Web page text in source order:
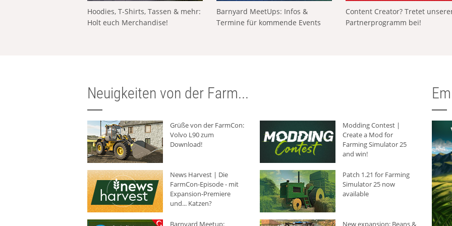
Hoodies, T-Shirts, Tassen & mehr:
Holt euch Merchandise!
Barnyard MeetUps: Infos &
Termine für kommende Events
Content Creator? Tretet
Partnerprogramm bei!
Neuigkeiten von der Farm...
Grüße von der FarmCon:
Volvo L90 zum
Download!
Modding Contest |
Create a Mod for
Farming Simulator 25
and win!
News Harvest | Die
FarmCon-Episode - mit
Expansion-Premiere
und... Katzen?
Patch 1.21 for Farming
Simulator 25 now
available